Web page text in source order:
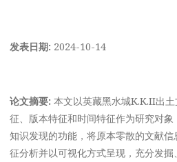
发表日期: 2024-10-14
论文摘要: 本文以英藏黑水城K.K.II出
征、版本特征和时间特征作为研究对象
知识发现的功能，将原本零散的文献
征分析并以可视化方式呈现，充分发